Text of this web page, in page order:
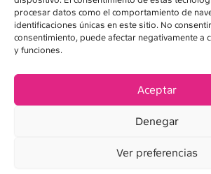
procesar datos como el comportamiento de
identificaciones únicas en este sitio. No
consentimiento, puede afectar negativamente a
y funciones.
Aceptar
Denegar
Ver preferencias
AVÍS LEGAL
POLÍTICA DE PRIVADESA
CONDICIONS DE VENDA